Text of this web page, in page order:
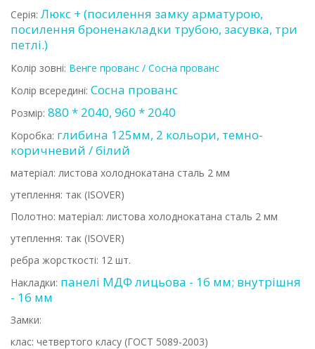
Серія:Люкс + (посилення замку арматурою,
посилення броненакладки трубою, засувка, три
петлі.)
Колір зовні: Венге прованс / Сосна прованс
Колір всередині: Сосна прованс
Розмір: 880 * 2040, 960 * 2040
Коробка: глибина 125мм, 2 кольори, темно-
коричневий / білий
матеріал: листова холоднокатана сталь 2 мм
утеплення: так (ISOVER)
Полотно: матеріал: листова холоднокатана сталь 2 мм
утеплення: так (ISOVER)
ребра жорсткості: 12 шт.
Накладки: панелі МДФ лицьова - 16 мм; внутрішня
- 16 мм
Замки:
клас: четвертого класу (ГОСТ 5089-2003)